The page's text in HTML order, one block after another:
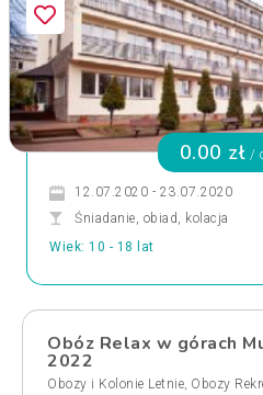
0.00 zł /
12.07.2020 - 23.07.2020
Śniadanie, obiad, kolacja
Wiek: 10 - 18 lat
Obóz Relax w górach
2022
Obozy i Kolonie Letnie, Obozy